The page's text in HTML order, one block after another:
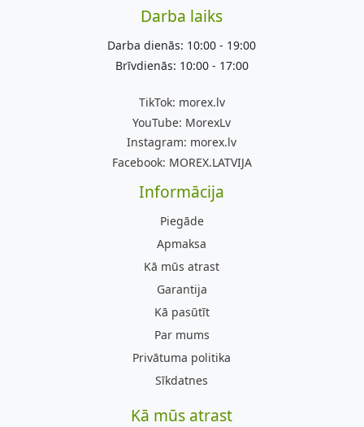
Darba laiks
Darba dienās: 10:00 - 19:00
Brīvdienās: 10:00 - 17:00
TikTok: morex.lv
YouTube: MorexLv
Instagram: morex.lv
Facebook: MOREX.LATVIJA
Informācija
Piegāde
Apmaksa
Kā mūs atrast
Garantija
Kā pasūtīt
Par mums
Privātuma politika
Sīkdatnes
Kā mūs atrast